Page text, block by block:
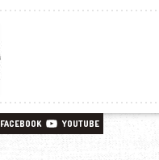
FACEBOOK YOUTUBE